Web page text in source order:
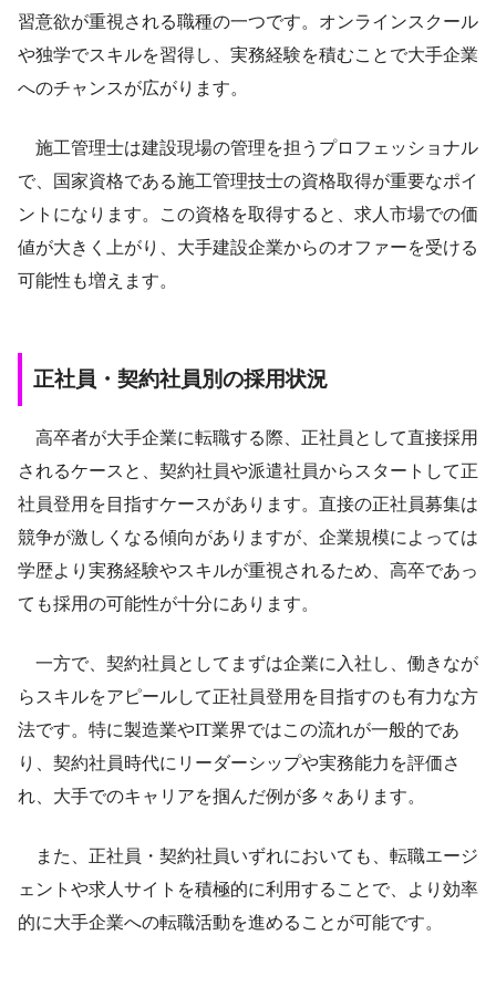
習意欲が重視される職種の一つです。オンラインスクール
や独学でスキルを習得し、実務経験を積むことで大手企業
へのチャンスが広がります。
施工管理士は建設現場の管理を担うプロフェッショナル
で、国家資格である施工管理技士の資格取得が重要なポイ
ントになります。この資格を取得すると、求人市場での価
値が大きく上がり、大手建設企業からのオファーを受ける
可能性も増えます。
正社員・契約社員別の採用状況
高卒者が大手企業に転職する際、正社員として直接採用
されるケースと、契約社員や派遣社員からスタートして正
社員登用を目指すケースがあります。直接の正社員募集は
競争が激しくなる傾向がありますが、企業規模によっては
学歴より実務経験やスキルが重視されるため、高卒であっ
ても採用の可能性が十分にあります。
一方で、契約社員としてまずは企業に入社し、働きなが
らスキルをアピールして正社員登用を目指すのも有力な方
法です。特に製造業やIT業界ではこの流れが一般的であ
り、契約社員時代にリーダーシップや実務能力を評価さ
れ、大手でのキャリアを掴んだ例が多々あります。
また、正社員・契約社員いずれにおいても、転職エージ
ェントや求人サイトを積極的に利用することで、より効率
的に大手企業への転職活動を進めることが可能です。